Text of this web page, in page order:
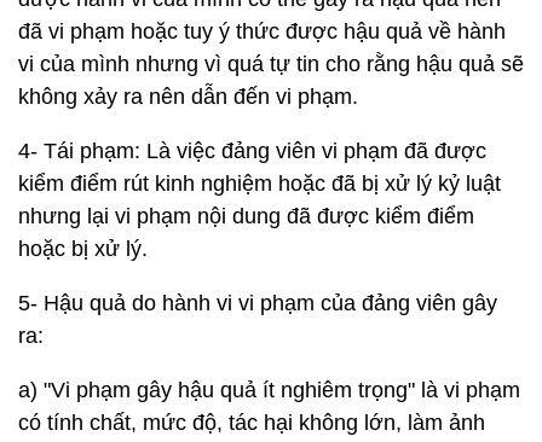
đã vi phạm hoặc tuy ý thức được hậu quả về hành
vi của mình nhưng vì quá tự tin cho rằng hậu quả sẽ
không xảy ra nên dẫn đến vi phạm.
4- Tái phạm: Là việc đảng viên vi phạm đã được
kiểm điểm rút kinh nghiệm hoặc đã bị xử lý kỷ luật
nhưng lại vi phạm nội dung đã được kiểm điểm
hoặc bị xử lý.
5- Hậu quả do hành vi vi phạm của đảng viên gây
ra:
a) "Vi phạm gây hậu quả ít nghiêm trọng" là vi phạm
có tính chất, mức độ, tác hại không lớn, làm ảnh